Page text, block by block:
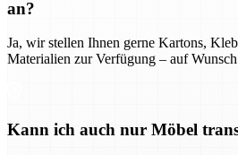
an?
Ja, wir stellen Ihnen gerne Kartons,
Materialien zur Verfügung – auf
Kann ich auch nur Möbel